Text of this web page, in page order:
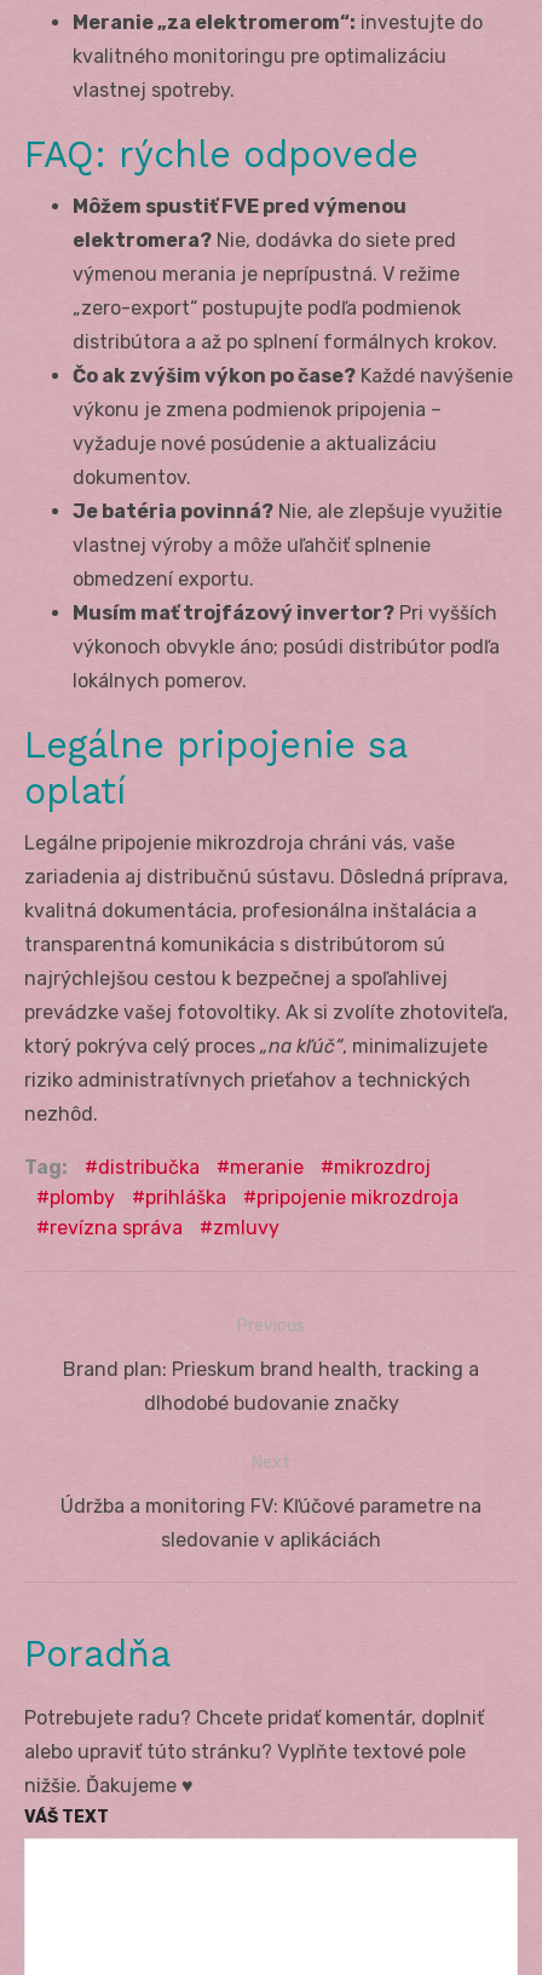
Meranie „za elektromerom“: investujte do
kvalitného monitoringu pre optimalizáciu
vlastnej spotreby.
FAQ: rýchle odpovede
Môžem spustiť FVE pred výmenou
elektromera? Nie, dodávka do siete pred
výmenou merania je neprípustná. V režime
„zero-export“ postupujte podľa podmienok
distribútora a až po splnení formálnych krokov.
Čo ak zvýšim výkon po čase? Každé navýšenie
výkonu je zmena podmienok pripojenia –
vyžaduje nové posúdenie a aktualizáciu
dokumentov.
Je batéria povinná? Nie, ale zlepšuje využitie
vlastnej výroby a môže uľahčiť splnenie
obmedzení exportu.
Musím mať trojfázový invertor? Pri vyšších
výkonoch obvykle áno; posúdi distribútor podľa
lokálnych pomerov.
Legálne pripojenie sa
oplatí
Legálne pripojenie mikrozdroja chráni vás, vaše
zariadenia aj distribučnú sústavu. Dôsledná príprava,
kvalitná dokumentácia, profesionálna inštalácia a
transparentná komunikácia s distribútorom sú
najrýchlejšou cestou k bezpečnej a spoľahlivej
prevádzke vašej fotovoltiky. Ak si zvolíte zhotoviteľa,
ktorý pokrýva celý proces „na kľúč“, minimalizujete
riziko administratívnych prieťahov a technických
nezhôd.
Tag: distribučka meranie
mikrozdroj
plomby
prihláška
pripojenie mikrozdroja
revízna správa
zmluvy
Navigácia
Previous
Previous
Brand plan: Prieskum brand health, tracking a
dlhodobé budovanie značky
Next
NextÚdržba a monitoring FV: Kľúčové parametre na
sledovanie v aplikáciách
Poradňa
Potrebujete radu? Chcete pridať komentár, doplniť
alebo upraviť túto stránku? Vyplňte textové pole
nižšie. Ďakujeme ♥
VÁŠ TEXT